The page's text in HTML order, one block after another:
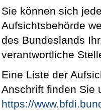
Sie können sich
Aufsichtsbehörde
des Bundeslands
verantwortliche
Eine Liste der
Anschrift finden Sie
https://